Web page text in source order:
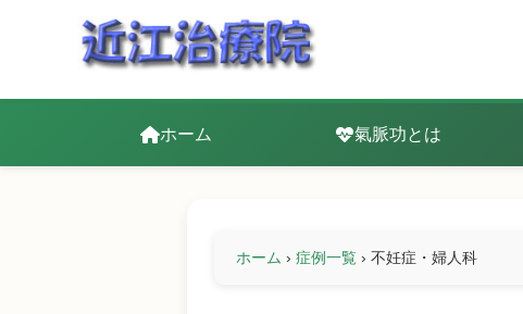
ホーム 氣脈功とは
ホーム › 症例一覧 › 不妊症・婦人科